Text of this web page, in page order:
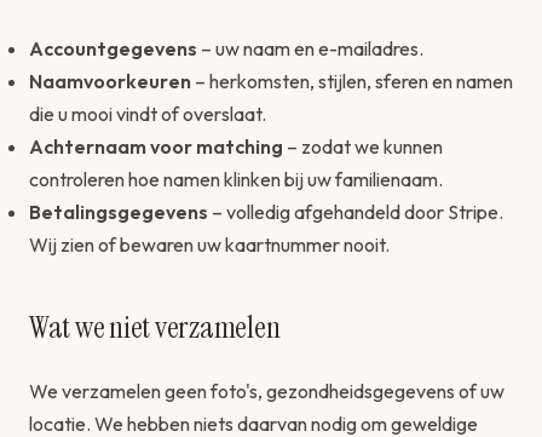
Accountgegevens – uw naam en e-mailadres.
Naamvoorkeuren – herkomsten, stijlen, sferen en namen
die u mooi vindt of overslaat.
Achternaam voor matching – zodat we kunnen
controleren hoe namen klinken bij uw familienaam.
Betalingsgegevens – volledig afgehandeld door Stripe.
Wij zien of bewaren uw kaartnummer nooit.
Wat we niet verzamelen
We verzamelen geen foto's, gezondheidsgegevens of uw
locatie. We hebben niets daarvan nodig om geweldige